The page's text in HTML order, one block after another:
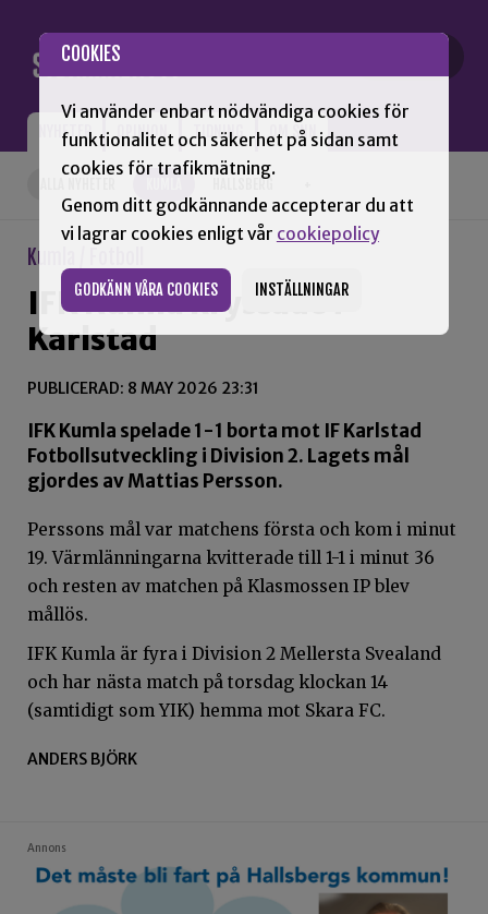
COOKIES
Vi använder enbart nödvändiga cookies för
funktionalitet och säkerhet på sidan samt
cookies för trafikmätning.
Genom ditt godkännande accepterar du att
vi lagrar cookies enligt vår cookiepolicy
GODKÄNN VÅRA COOKIES INSTÄLLNINGAR
NYHETER OPINION TIDNING OM SNN
HALLSBERG
Kumla / Fotboll
IFK Kumla kryssade i
Karlstad
PUBLICERAD: 8 MAY 2026 23:31
IFK Kumla spelade 1-1 borta mot IF Karlstad
Fotbollsutveckling i Division 2. Lagets mål
gjordes av Mattias Persson.
Perssons mål var matchens första och kom i minut
19. Värmlänningarna kvitterade till 1-1 i minut 36
och resten av matchen på Klasmossen IP blev
mållös.
IFK Kumla är fyra i Division 2 Mellersta Svealand
och har nästa match på torsdag klockan 14
(samtidigt som YIK) hemma mot Skara FC.
ANDERS BJÖRK
Annons